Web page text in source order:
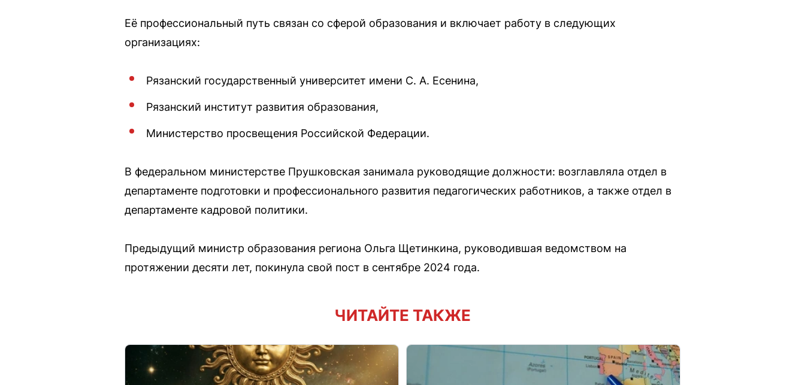
Её профессиональный путь связан со сферой образования и включает работу в следующих
организациях:
Рязанский государственный университет имени С. А. Есенина,
Рязанский институт развития образования,
Министерство просвещения Российской Федерации.
В федеральном министерстве Прушковская занимала руководящие должности: возглавляла отдел в
департаменте подготовки и профессионального развития педагогических работников, а также отдел в
департаменте кадровой политики.
Предыдущий министр образования региона Ольга Щетинкина, руководившая ведомством на
протяжении десяти лет, покинула свой пост в сентябре 2024 года.
ЧИТАЙТЕ ТАКЖЕ